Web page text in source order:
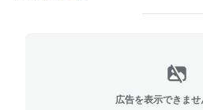
広告を表示できませ